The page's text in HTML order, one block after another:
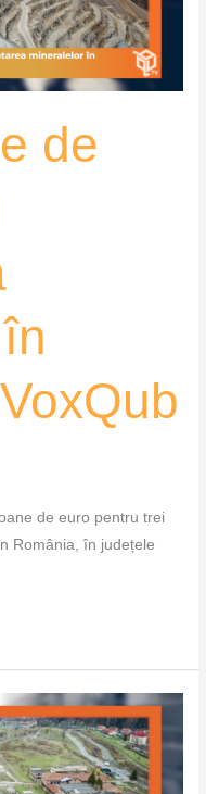
de
de euro pentru trei
România, în județele